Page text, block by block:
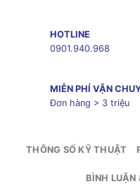
HOTLINE
0901.940.968
MIỄN PHÍ VẬN
Đơn hàng > 3 triệu
THÔNG SỐ KỸ THUẬT
BÌNH